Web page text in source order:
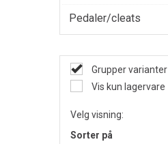
Grupper varianter
Vis kun lagervare
Velg visning:
Sorter på
Pedaler/cleats